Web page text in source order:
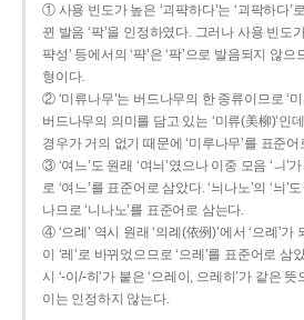
① 사용 빈도가 높은 ‘괴퍅하다’는 ‘괴팍하다’
뀐 발음 ‘팍’을 인정하였다. 그러나 사용 빈도
퍅성’ 등에서의 ‘퍅’은 ‘팍’으로 발음되지 않으
형이다.
② ‘미류나무’는 버드나무의 한 종류이므로 ‘
버드나무의 의미를 담고 있는 ‘미류(美柳)’인
경우가 거의 없기 때문에 ‘미루나무’를 표준
③ ‘여느’도 원래 ‘여늬’였으나 이중 모음 ‘ㅢ’
로 ‘여느’를 표준어로 삼았다. ‘늬나노’의 ‘늬’
나므로 ‘니나노’를 표준어로 삼는다.
④ ‘으례’ 역시 원래 ‘의례(依例)’에서 ‘으례’가
이 ‘레’로 바뀌었으므로 ‘으레’를 표준어로 삼
시 ‘-이/-히’가 붙은 ‘으레이, 으레히’가 같은
이는 인정하지 않는다.